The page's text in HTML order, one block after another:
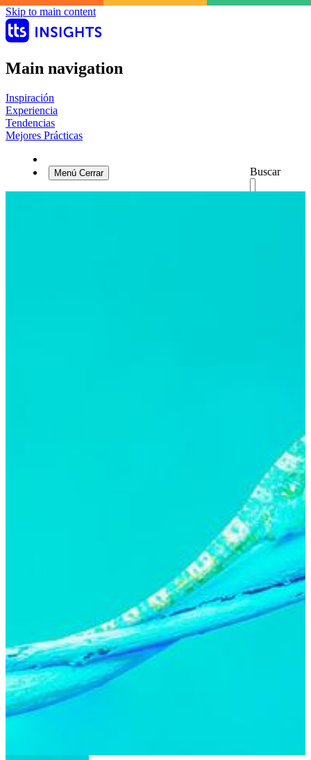
Skip to main content
Main navigation
Inspiración
Experiencia
Tendencias
Mejores Prácticas
Buscar
Menú Cerrar